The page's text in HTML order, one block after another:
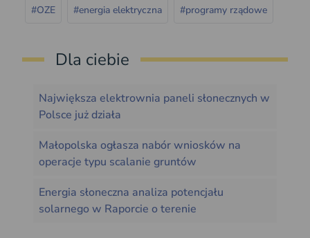
#OZE #energia elektryczna #programy rządowe
Dla ciebie
Największa elektrownia paneli słonecznych w
Polsce już działa
Małopolska ogłasza nabór wniosków na
operacje typu scalanie gruntów
Energia słoneczna analiza potencjału
solarnego w Raporcie o terenie